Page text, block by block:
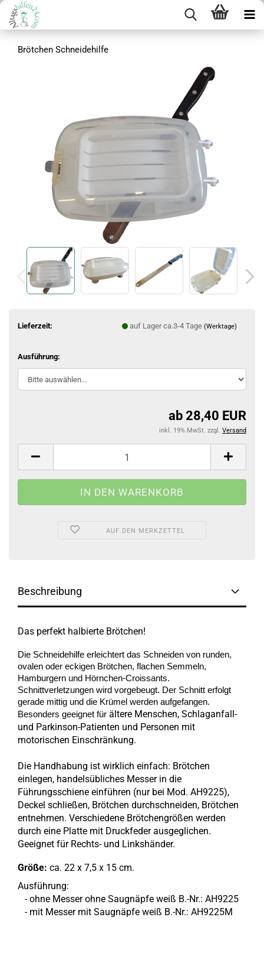
Brötchen Schneidehilfe
Lieferzeit: auf Lager ca.3-4 Tage (Werktage)
Ausführung:
ab 28,40 EUR
inkl. 19% MwSt. zzgl. Versand
AUF DEN MERKZETTEL
Beschreibung
Das perfekt halbierte Brötchen!
Die Schneidehilfe erleichtert das Schneiden von runden,
ovalen oder eckigen Brötchen, flachen Semmeln,
Hamburgern und Hörnchen-Croissants.
Schnittverletzungen wird vorgebeugt. Der Schnitt erfolgt
gerade mittig und die Krümel werden aufgefangen.
Besonders geeignet für ältere Menschen, Schlaganfall-
und Parkinson-Patienten und Personen mit
motorischen Einschränkung.
Die Handhabung ist wirklich einfach: Brötchen
einlegen, handelsübliches Messer in die
Führungsschiene einführen (nur bei Mod. AH9225),
Deckel schließen, Brötchen durchschneiden, Brötchen
entnehmen. Verschiedene Brötchengrößen werden
durch eine Platte mit Druckfeder ausgeglichen.
Geeignet für Rechts- und Linkshänder.
Größe: ca. 22 x 7,5 x 15 cm.
Ausführung:
- ohne Messer ohne Saugnäpfe weiß B.-Nr.: AH9225
- mit Messer mit Saugnäpfe weiß B.-Nr.: AH9225M